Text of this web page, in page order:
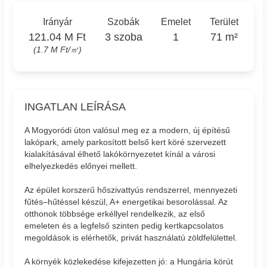
Irányár
121.04 M Ft
(1.7 M Ft/㎡)
Szobák
3 szoba
Emelet
1
Terület
71 m²
INGATLAN LEÍRÁSA
A Mogyoródi úton valósul meg ez a modern, új építésű
lakópark, amely parkosított belső kert köré szervezett
kialakításával élhető lakókörnyezetet kínál a városi
elhelyezkedés előnyei mellett.
Az épület korszerű hőszivattyús rendszerrel, mennyezeti
fűtés–hűtéssel készül, A+ energetikai besorolással. Az
otthonok többsége erkéllyel rendelkezik, az első
emeleten és a legfelső szinten pedig kertkapcsolatos
megoldások is elérhetők, privát használatú zöldfelülettel.
A környék közlekedése kifejezetten jó: a Hungária körút